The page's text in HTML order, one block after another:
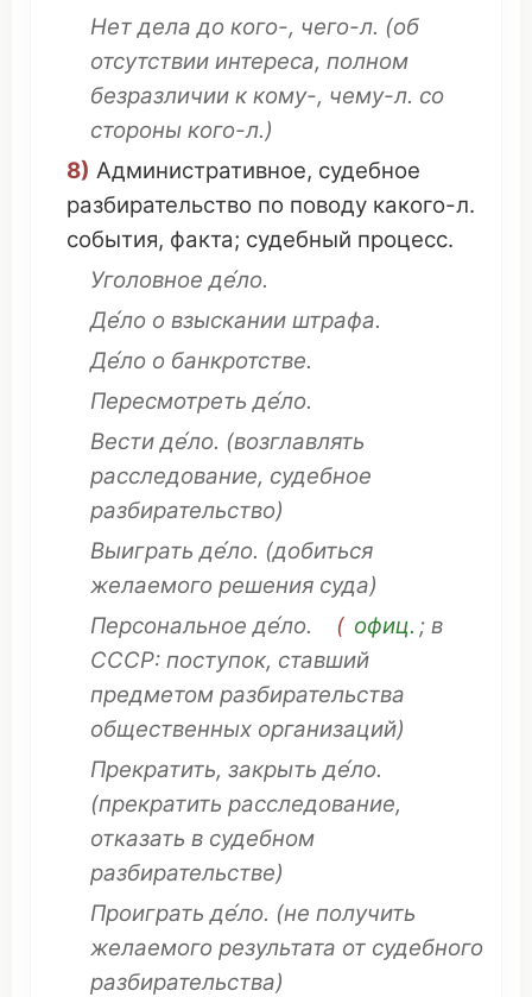
Нет дела до кого-, чего-л. (об
отсутствии интереса, полном
безразличии к кому-, чему-л. со
стороны кого-л.)
8) Административное, судебное
разбирательство по поводу какого-л.
события, факта; судебный процесс.
Уголовное де́ло.
Де́ло о взыскании штрафа.
Де́ло о банкротстве.
Пересмотреть де́ло.
Вестиде́ло. (возглавлять
расследование, судебное
разбирательство)
Выиграть де́ло. (добиться
желаемого решения суда)
Персональное де́ло. ( офиц. ; в
СССР: поступок, ставший
предметом разбирательства
общественных организаций)
Прекратить, закрыть де́ло.
(прекратить расследование,
отказать в судебном
разбирательстве)
Проиграть де́ло. (не получить
желаемого результата от судебного
разбирательства)